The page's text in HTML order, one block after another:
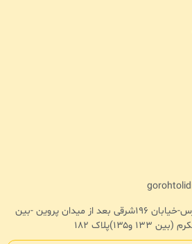
آدرس :تهران -تهرانپارس-خیابان ۱۹۶شرقی بعد از میدان پروین -بین
۱۸۲